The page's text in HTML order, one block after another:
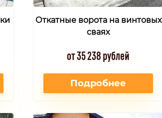
Откатные ворота на винтовых
сваях
от 35 238 рублей
Подробнее